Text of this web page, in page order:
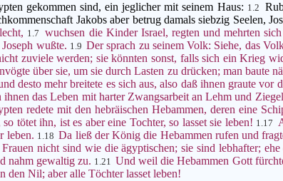
gekommen sind, ein jeglicher mit seinem Haus: 1.2
Jakobs aber betrug damals siebzig Seelen,
1.7
wuchsen die Kinder Israel, regten und mehrten
wußte. 1.9 Der sprach zu seinem Volk: Siehe, das
zuviele werden; sie könnten sonst, falls sich ein Krieg
über sie, um sie durch Lasten zu drücken; man baute
desto mehr breitete es sich aus, also daß ihnen graute vor
ihnen das Leben mit harter Zwangsarbeit an Lehm und
redete mit den hebräischen Hebammen, deren eine
tötet ihn, ist es aber eine Tochter, so lasset sie leben! 1.17
leben. 1.18 Da ließ der König die Hebammen rufen und
nicht sind wie die ägyptischen; sie sind lebhafter;
nahm gewaltig zu. 1.21 Und weil die Hebammen Gott
den Nil; aber alle Töchter lasset leben!